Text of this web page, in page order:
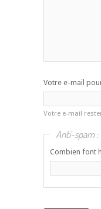
Votre e-mail
Votre e-mail
Anti-spam :
Combien font